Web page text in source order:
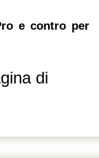
e contro per
di